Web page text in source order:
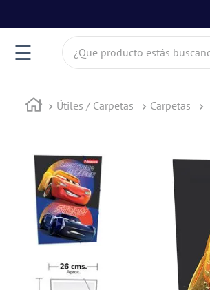
☰ ¿Que producto estás buscando?
Útiles / Carpetas Carpetas